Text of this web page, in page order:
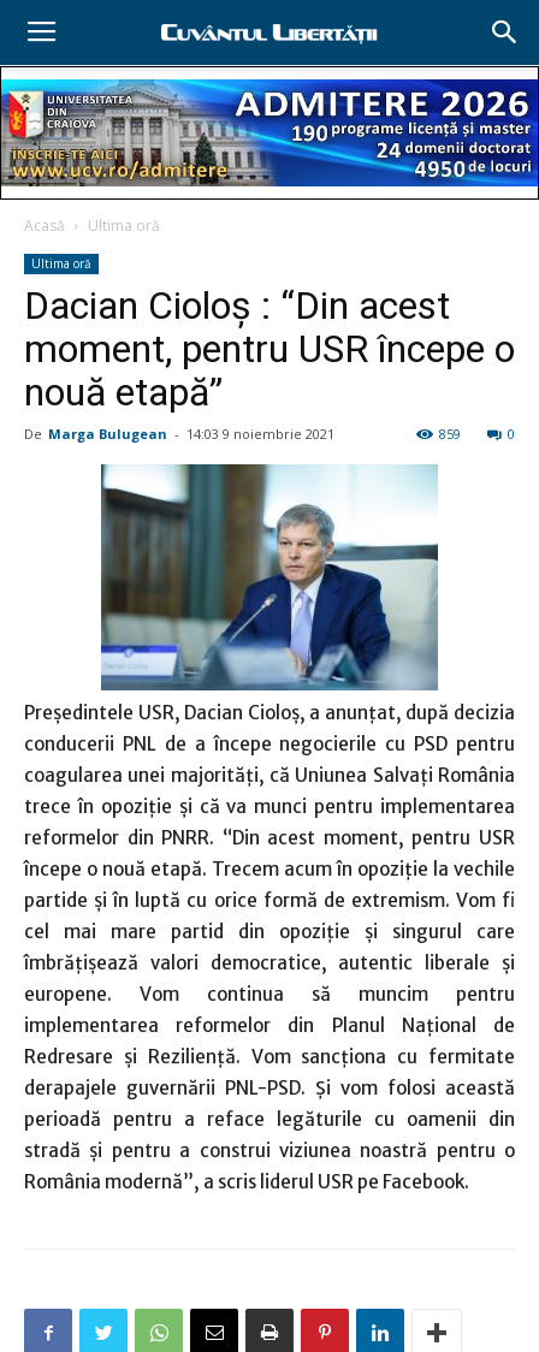
Acasă Ultima oră
Ultima oră
Dacian Cioloş : “Din acest
moment, pentru USR începe o
nouă etapă”
De Marga Bulugean - 14:03 9 noiembrie 2021 0
859
Preşedintele USR, Dacian Cioloş, a anunţat, după decizia
conducerii PNL de a începe negocierile cu PSD pentru
coagularea unei majorităţi, că Uniunea Salvaţi România
trece în opoziţie şi că va munci pentru implementarea
reformelor din PNRR. “Din acest moment, pentru USR
începe o nouă etapă. Trecem acum în opoziţie la vechile
partide şi în luptă cu orice formă de extremism. Vom fi
cel mai mare partid din opoziţie şi singurul care
îmbrăţişează valori democratice, autentic liberale şi
europene. Vom continua să muncim pentru
implementarea reformelor din Planul Naţional de
Redresare şi Rezilienţă. Vom sancţiona cu fermitate
derapajele guvernării PNL-PSD. Şi vom folosi această
perioadă pentru a reface legăturile cu oamenii din
stradă şi pentru a construi viziunea noastră pentru o
România modernă”, a scris liderul USR pe Facebook.